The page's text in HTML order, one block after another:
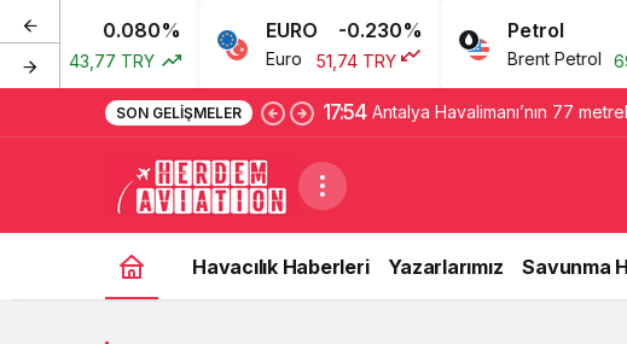
0.080%
43,77 TRY
EURO -0.230%
Euro 51,74 TRY
Petrol
Brent Petrol
SON GELIŞMELER 17:54 Antalya Havalimanı’nın 77
Havacılık Haberleri Yazarlarımız Savunma